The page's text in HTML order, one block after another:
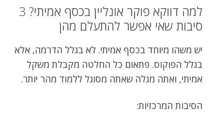
למה דווקא פוקר אונליין בכסף אמיתי? 3
סיבות שאי אפשר להתעלם מהן
יש משהו מיוחד בכסף אמיתי. לא בגלל הדרמה, אלא
בגלל הפוקוס. פתאום כל החלטה מקבלת משקל
אמיתי, ואתה מגלה שאתה מסוגל ללמוד מהר יותר.
הסיבות המרכזיות: